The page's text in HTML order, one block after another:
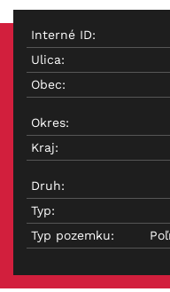
Interné ID:
Ulica:
Obec:
Okres:
Kraj:
Druh:
Typ:
Typ pozemku: